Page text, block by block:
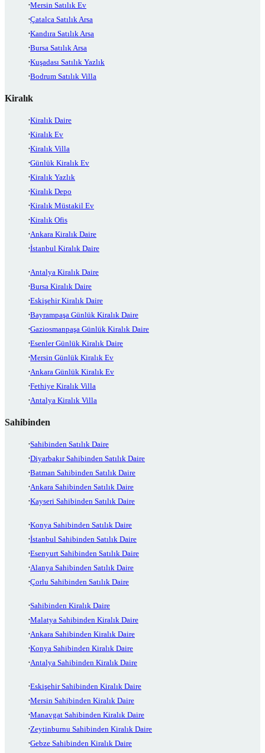
Mersin Satılık Ev
Çatalca Satılık Arsa
Kandıra Satılık Arsa
Bursa Satılık Arsa
Kuşadası Satılık Yazlık
Bodrum Satılık Villa
Kiralık
Kiralık Daire
Kiralık Ev
Kiralık Villa
Günlük Kiralık Ev
Kiralık Yazlık
Kiralık Depo
Kiralık Müstakil Ev
Kiralık Ofis
Ankara Kiralık Daire
İstanbul Kiralık Daire
Antalya Kiralık Daire
Bursa Kiralık Daire
Eskişehir Kiralık Daire
Bayrampaşa Günlük Kiralık Daire
Gaziosmanpaşa Günlük Kiralık Daire
Esenler Günlük Kiralık Daire
Mersin Günlük Kiralık Ev
Ankara Günlük Kiralık Ev
Fethiye Kiralık Villa
Antalya Kiralık Villa
Sahibinden
Sahibinden Satılık Daire
Diyarbakır Sahibinden Satılık Daire
Batman Sahibinden Satılık Daire
Ankara Sahibinden Satılık Daire
Kayseri Sahibinden Satılık Daire
Konya Sahibinden Satılık Daire
İstanbul Sahibinden Satılık Daire
Esenyurt Sahibinden Satılık Daire
Alanya Sahibinden Satılık Daire
Çorlu Sahibinden Satılık Daire
Sahibinden Kiralık Daire
Malatya Sahibinden Kiralık Daire
Ankara Sahibinden Kiralık Daire
Konya Sahibinden Kiralık Daire
Antalya Sahibinden Kiralık Daire
Eskişehir Sahibinden Kiralık Daire
Mersin Sahibinden Kiralık Daire
Manavgat Sahibinden Kiralık Daire
Zeytinburnu Sahibinden Kiralık Daire
Gebze Sahibinden Kiralık Daire